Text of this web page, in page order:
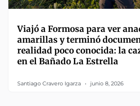
Viajó a Formosa para ver
amarillas y terminó
realidad poco conocida: la
en el Bañado La Estrella
Santiago Cravero Igarza junio 8, 2026